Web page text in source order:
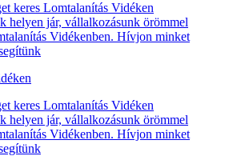
keres Lomtalanítás Vidéken
helyen jár, vállalkozásunk örömmel
Vidékenben. Hívjon minket
keres Lomtalanítás Vidéken
helyen jár, vállalkozásunk örömmel
Vidékenben. Hívjon minket